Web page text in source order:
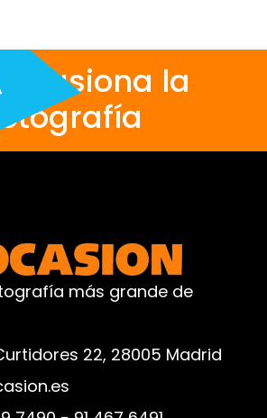
apasiona la
fotografía
más grande de
22, 28005 Madrid